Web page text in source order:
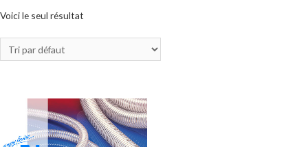
Voici le seul résultat